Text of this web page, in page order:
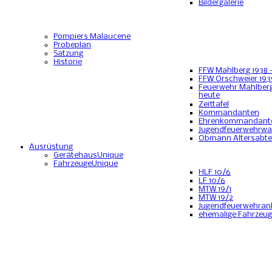
Bildergalerie
Pompiers Malaucene
Probeplan
Satzung
Historie
FFW Mahlberg 1938
FFW Orschweier
Feuerwehr
heute
Zeittafel
Kommandanten
Obmann
Ausrüstung
GerätehausUnique
FahrzeugeUnique
HLF 10/6
LF 10/6
MTW 19/1
MTW 19/2
ehemalige